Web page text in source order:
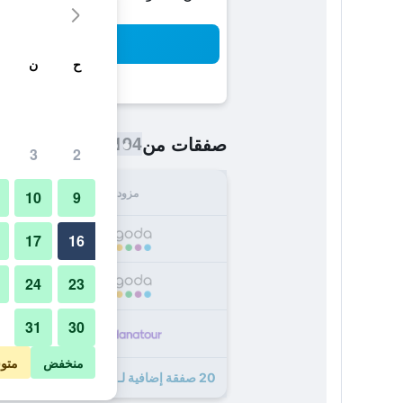
صفقات من194 ﷼
مزود
20 صفقة إضافية لـ هان شي هوتل
ح ن
2
3
9
10
16
17
23
24
30
31
منخفض